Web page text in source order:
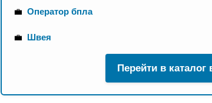
💼 Оператор бпла
💼 Швея
Перейти в каталог